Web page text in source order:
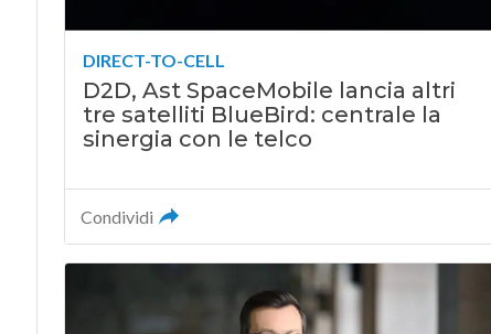
DIRECT-TO-CELL
D2D, Ast SpaceMobile lancia altri
tre satelliti BlueBird: centrale la
sinergia con le telco
Condividi